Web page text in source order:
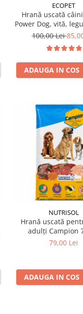
ECOPET
Hrană uscată
Power Dog, vită,
100,00 Lei
ADAUGA IN COS
NUTRISOL
Hrană uscată
adulți Campion
79,00 Lei
ADAUGA IN COS